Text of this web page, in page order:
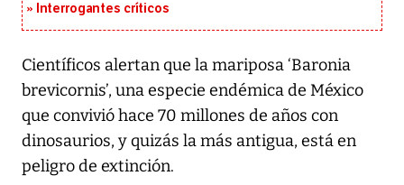
Interrogantes críticos
Científicos alertan que la mariposa ‘Baronia
brevicornis’, una especie endémica de México
que convivió hace 70 millones de años con
dinosaurios, y quizás la más antigua, está en
peligro de extinción.